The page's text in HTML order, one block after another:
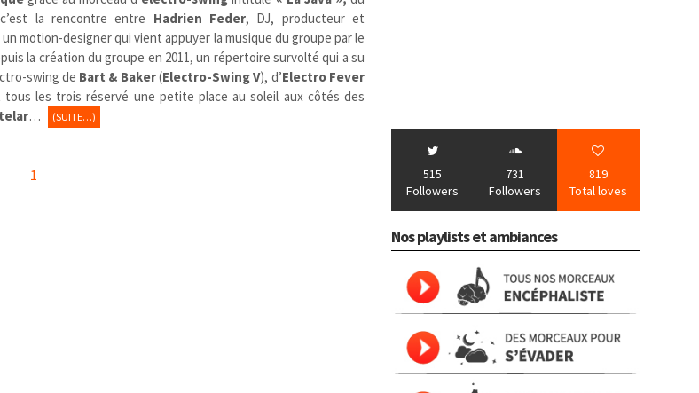
c’est la rencontre entre Hadrien Feder, DJ, producteur et
un motion-designer qui vient appuyer la musique du groupe par le
la création du groupe en 2011, un répertoire survolté qui a su
swing de Bart & Baker(Electro-Swing V), d’Electro Fever
les trois réservé une petite place au soleil aux côtés des
… (SUITE…)
1
515
Followers
731
Followers
819
Total loves
Nos playlists et ambiances